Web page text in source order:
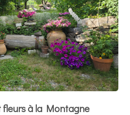
fleurs à la Montagne